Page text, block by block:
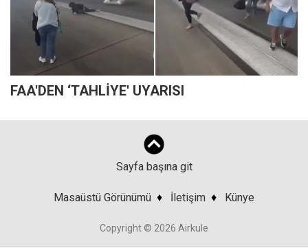
FAA'DEN ‘TAHLİYE' UYARISI
Sayfa başına git
Masaüstü Görünümü ♦ İletişim ♦ Künye
Copyright © 2026 Airkule